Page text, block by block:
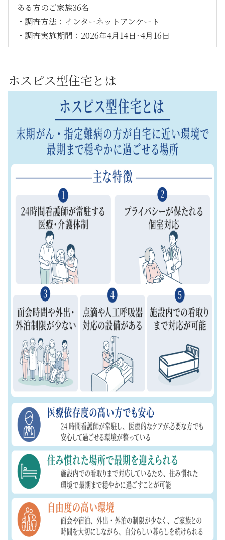
ある方のご家族36名
・調査方法：インターネットアンケート
・調査実施期間：2026年4月14日~4月16日
ホスピス型住宅とは